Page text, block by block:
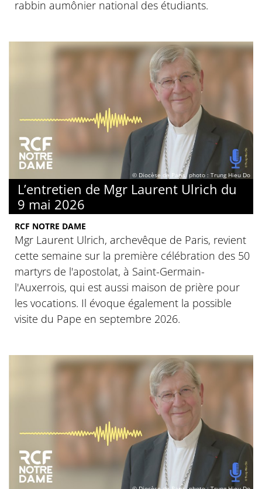
rabbin aumônier national des étudiants.
© Diocèse de Paris, photo : Trung Hieu Do
L’entretien de Mgr Laurent Ulrich du
9 mai 2026
RCF NOTRE DAME
Mgr Laurent Ulrich, archevêque de Paris, revient
cette semaine sur la première célébration des 50
martyrs de l'apostolat, à Saint-Germain-
l'Auxerrois, qui est aussi maison de prière pour
les vocations. Il évoque également la possible
visite du Pape en septembre 2026.